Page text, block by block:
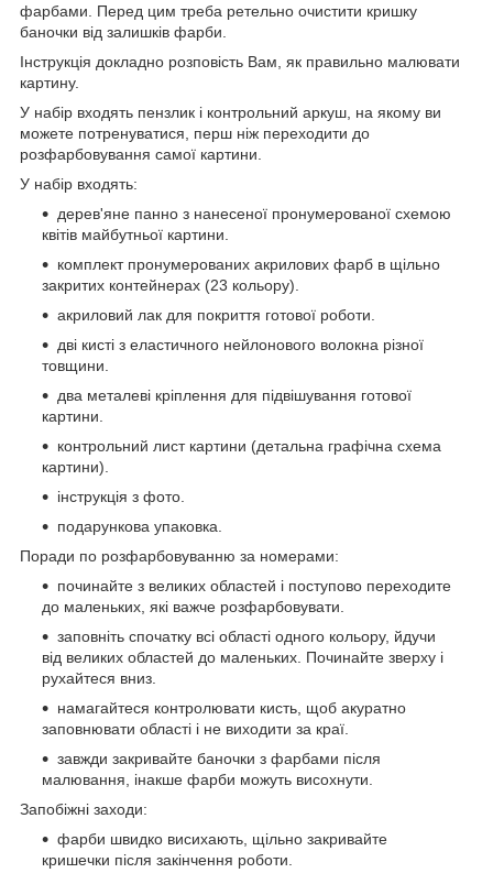
фарбами. Перед цим треба ретельно очистити кришку
баночки від залишків фарби.
Інструкція докладно розповість Вам, як правильно малювати
картину.
У набір входять пензлик і контрольний аркуш, на якому ви
можете потренуватися, перш ніж переходити до
розфарбовування самої картини.
У набір входять:
дерев'яне панно з нанесеної пронумерованої схемою
квітів майбутньої картини.
комплект пронумерованих акрилових фарб в щільно
закритих контейнерах (23 кольору).
акриловий лак для покриття готової роботи.
дві кисті з еластичного нейлонового волокна різної
товщини.
два металеві кріплення для підвішування готової
картини.
контрольний лист картини (детальна графічна схема
картини).
інструкція з фото.
подарункова упаковка.
Поради по розфарбовуванню за номерами:
починайте з великих областей і поступово переходите
до маленьких, які важче розфарбовувати.
заповніть спочатку всі області одного кольору, йдучи
від великих областей до маленьких. Починайте зверху і
рухайтеся вниз.
намагайтеся контролювати кисть, щоб акуратно
заповнювати області і не виходити за краї.
завжди закривайте баночки з фарбами після
малювання, інакше фарби можуть висохнути.
Запобіжні заходи:
фарби швидко висихають, щільно закривайте
кришечки після закінчення роботи.